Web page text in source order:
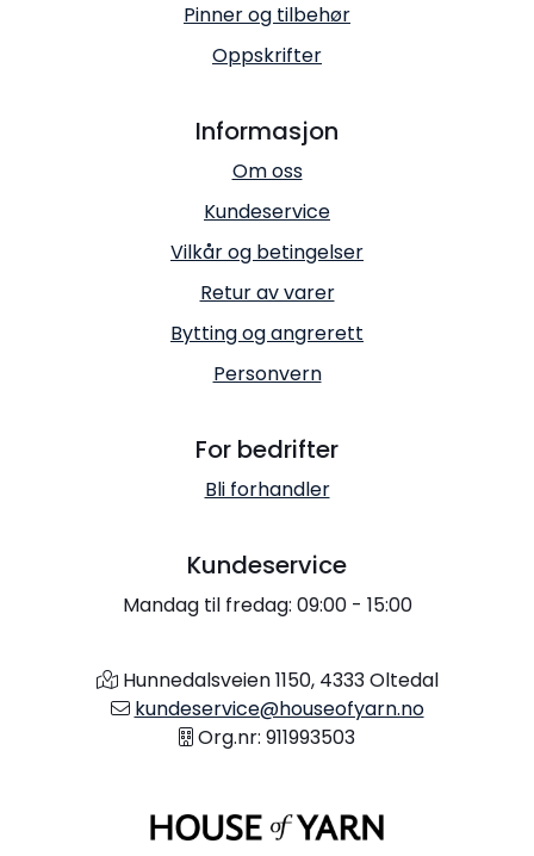
Pinner og tilbehør
Oppskrifter
Informasjon
Om oss
Kundeservice
Vilkår og betingelser
Retur av varer
Bytting og angrerett
Personvern
For bedrifter
Bli forhandler
Kundeservice
Mandag til fredag: 09:00 - 15:00
Hunnedalsveien 1150, 4333 Oltedal
kundeservice@houseofyarn.no
Org.nr: 911993503